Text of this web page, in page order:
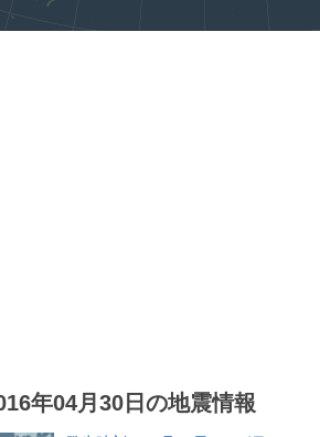
年04月30日の地震情報